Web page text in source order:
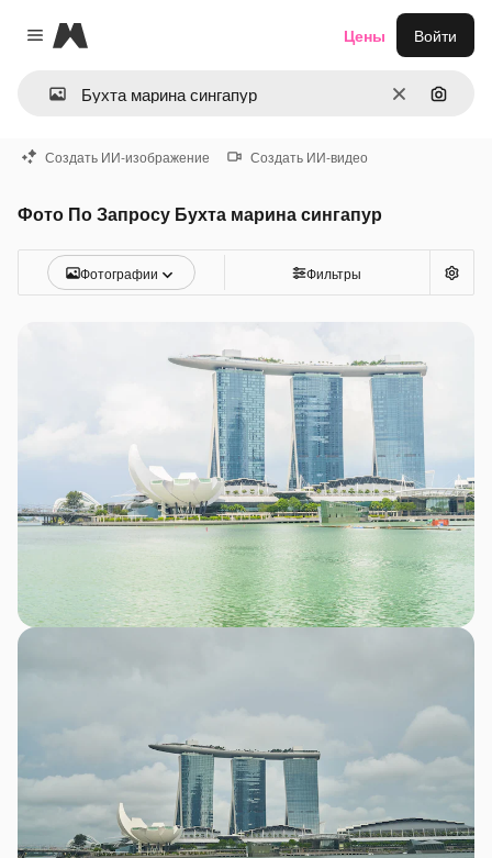
Close menu
Magnific
ОчиститьПоиск
Цены Войти
Создать ИИ-изображение Создать ИИ-видео
Фото По Запросу Бухта марина сингапур
Фотографии Фильтры